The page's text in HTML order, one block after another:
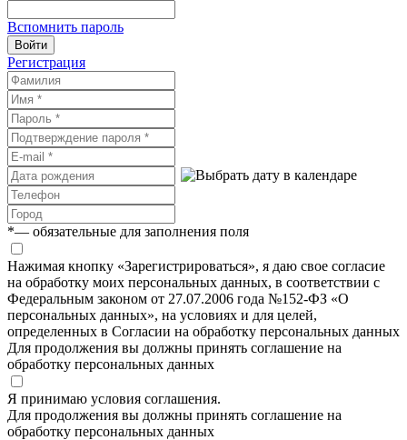
Вспомнить пароль
Войти
Регистрация
*— обязательные для заполнения поля
Нажимая кнопку «Зарегистрироваться», я даю свое согласие
на обработку моих персональных данных, в соответствии с
Федеральным законом от 27.07.2006 года №152-ФЗ «О
персональных данных», на условиях и для целей,
определенных в Согласии на обработку персональных данных
Для продолжения вы должны принять соглашение на
обработку персональных данных
Я принимаю условия соглашения.
Для продолжения вы должны принять соглашение на
обработку персональных данных